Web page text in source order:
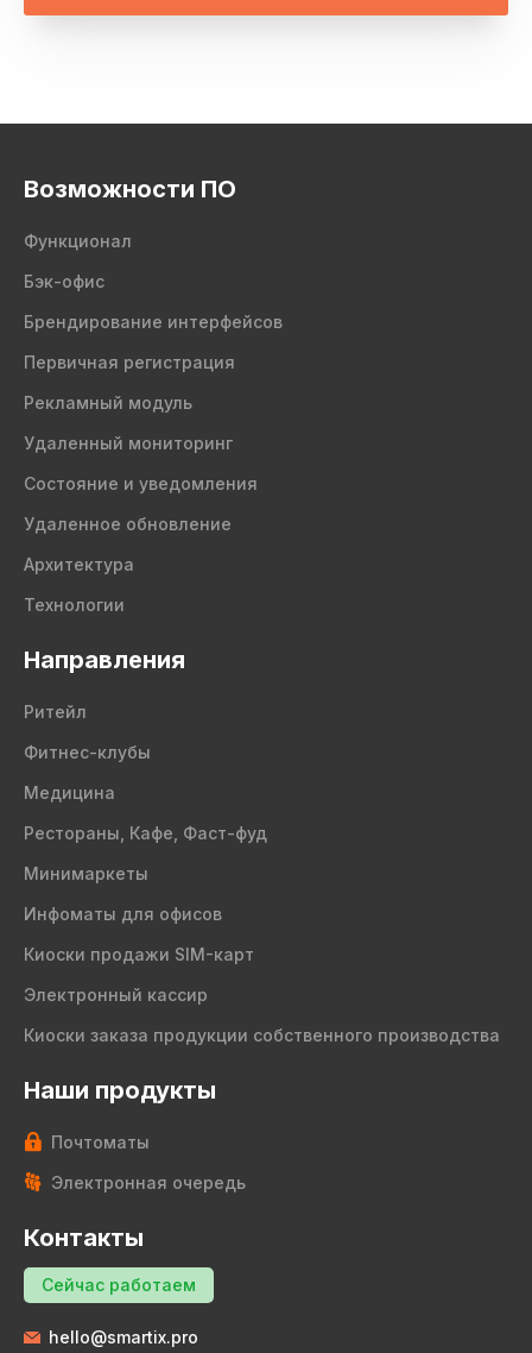
Возможности ПО
Функционал
Бэк-офис
Брендирование интерфейсов
Первичная регистрация
Рекламный модуль
Удаленный мониторинг
Состояние и уведомления
Удаленное обновление
Архитектура
Технологии
Направления
Ритейл
Фитнес-клубы
Медицина
Рестораны, Кафе, Фаст-фуд
Минимаркеты
Инфоматы для офисов
Киоски продажи SIM-карт
Электронный кассир
Киоски заказа продукции собственного производства
Наши продукты
Почтоматы
Электронная очередь
Контакты
Сейчас работаем
hello@smartix.pro